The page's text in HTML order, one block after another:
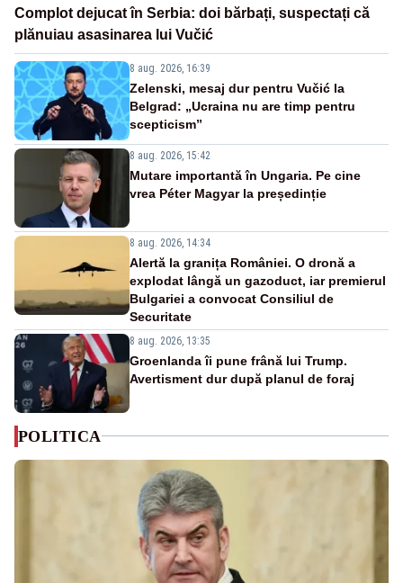
Complot dejucat în Serbia: doi bărbați, suspectați că
plănuiau asasinarea lui Vučić
8 aug. 2026, 16:39
Zelenski, mesaj dur pentru Vučić la
Belgrad: „Ucraina nu are timp pentru
scepticism”
8 aug. 2026, 15:42
Mutare importantă în Ungaria. Pe cine
vrea Péter Magyar la președinție
8 aug. 2026, 14:34
Alertă la granița României. O dronă a
explodat lângă un gazoduct, iar premierul
Bulgariei a convocat Consiliul de
Securitate
8 aug. 2026, 13:35
Groenlanda îi pune frână lui Trump.
Avertisment dur după planul de foraj
POLITICA